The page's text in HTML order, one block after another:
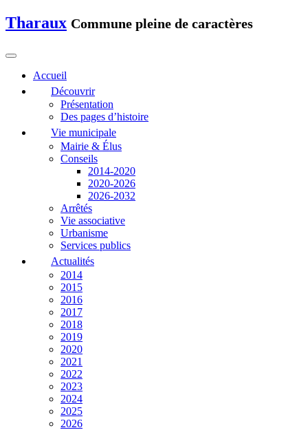
Tharaux Commune pleine de caractères
Accueil
Découvrir
Présentation
Des pages d’histoire
Vie municipale
Mairie & Élus
Conseils
2014-2020
2020-2026
2026-2032
Arrêtés
Vie associative
Urbanisme
Services publics
Actualités
2014
2015
2016
2017
2018
2019
2020
2021
2022
2023
2024
2025
2026